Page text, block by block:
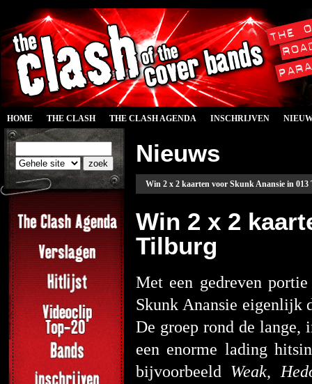
HOME THE CLASH THE CLASH AGENDA INSCHRIJVEN
Nieuws
Win 2 x 2 kaarten voor Skunk Anansie in
Win 2 x 2
Tilburg
Met een gedreven
Skunk Anansie eigenlijk
De groep rond de lange,
een enorme lading
bijvoorbeeld Weak,